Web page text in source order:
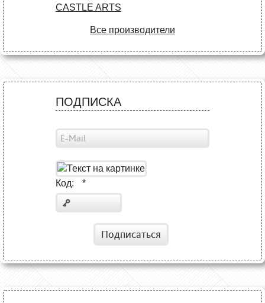
CASTLE ARTS
Все производители
ПОДПИСКА
Код: *
Подписаться